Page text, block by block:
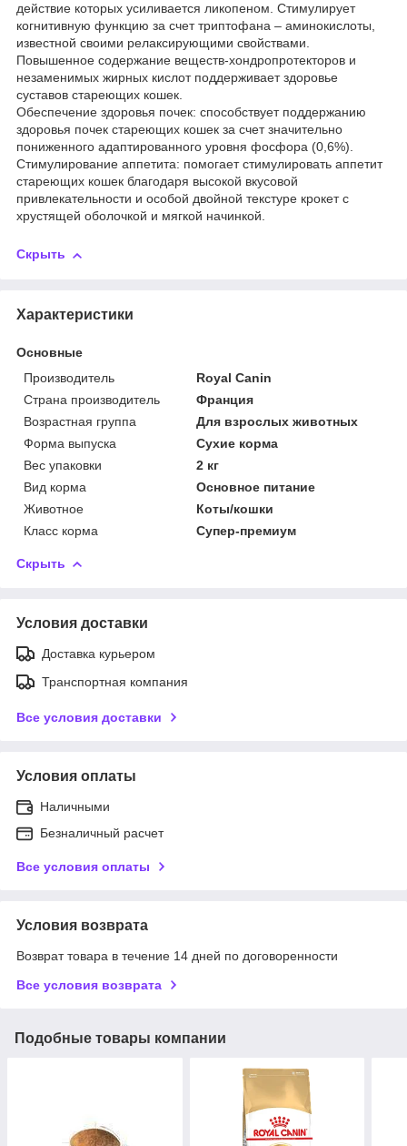
действие которых усиливается ликопеном. Стимулирует
когнитивную функцию за счет триптофана – аминокислоты,
известной своими релаксирующими свойствами.
Повышенное содержание веществ-хондропротекторов и
незаменимых жирных кислот поддерживает здоровье
суставов стареющих кошек.
Обеспечение здоровья почек: способствует поддержанию
здоровья почек стареющих кошек за счет значительно
пониженного адаптированного уровня фосфора (0,6%).
Стимулирование аппетита: помогает стимулировать аппетит
стареющих кошек благодаря высокой вкусовой
привлекательности и особой двойной текстуре крокет с
хрустящей оболочкой и мягкой начинкой.
Скрыть
Характеристики
Основные
Производитель
Royal Canin
Страна производитель
Франция
Возрастная группа
Для взрослых животных
Форма выпуска
Сухие корма
Вес упаковки
2 кг
Вид корма
Основное питание
Животное
Коты/кошки
Класс корма
Супер-премиум
Скрыть
Условия доставки
Доставка курьером
Транспортная компания
Все условия доставки
Условия оплаты
Наличными
Безналичный расчет
Все условия оплаты
Условия возврата
Возврат товара в течение 14 дней по договоренности
Все условия возврата
Подобные товары компании